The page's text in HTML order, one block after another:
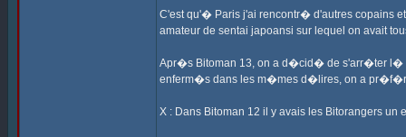
C'est qu'� Paris j'ai rencontr� d'autres copains
amateur de sentai japoansi sur lequel on avait
Apr�s Bitoman 13, on a d�cid� de s'arr�ter l�
enferm�s dans les m�mes d�lires, on a
X : Dans Bitoman 12 il y avais les Bitorangers